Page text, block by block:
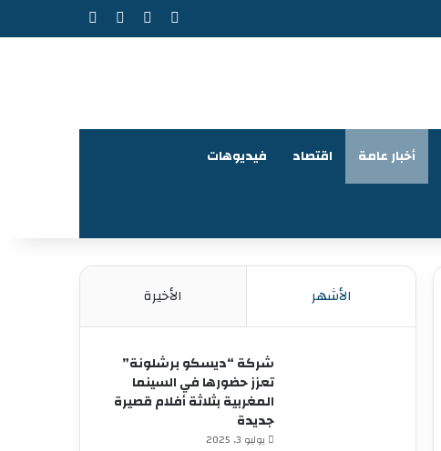
فيسبوك ‫YouTube
أخبار عامة اقتصاد فيديوهات
الأشهر الأخيرة
شركة “ديسكو برشلونة”
تعزز حضورها في السينما
المغربية بثلاثة أفلام قصيرة
جديدة
يوليو 3, 2025